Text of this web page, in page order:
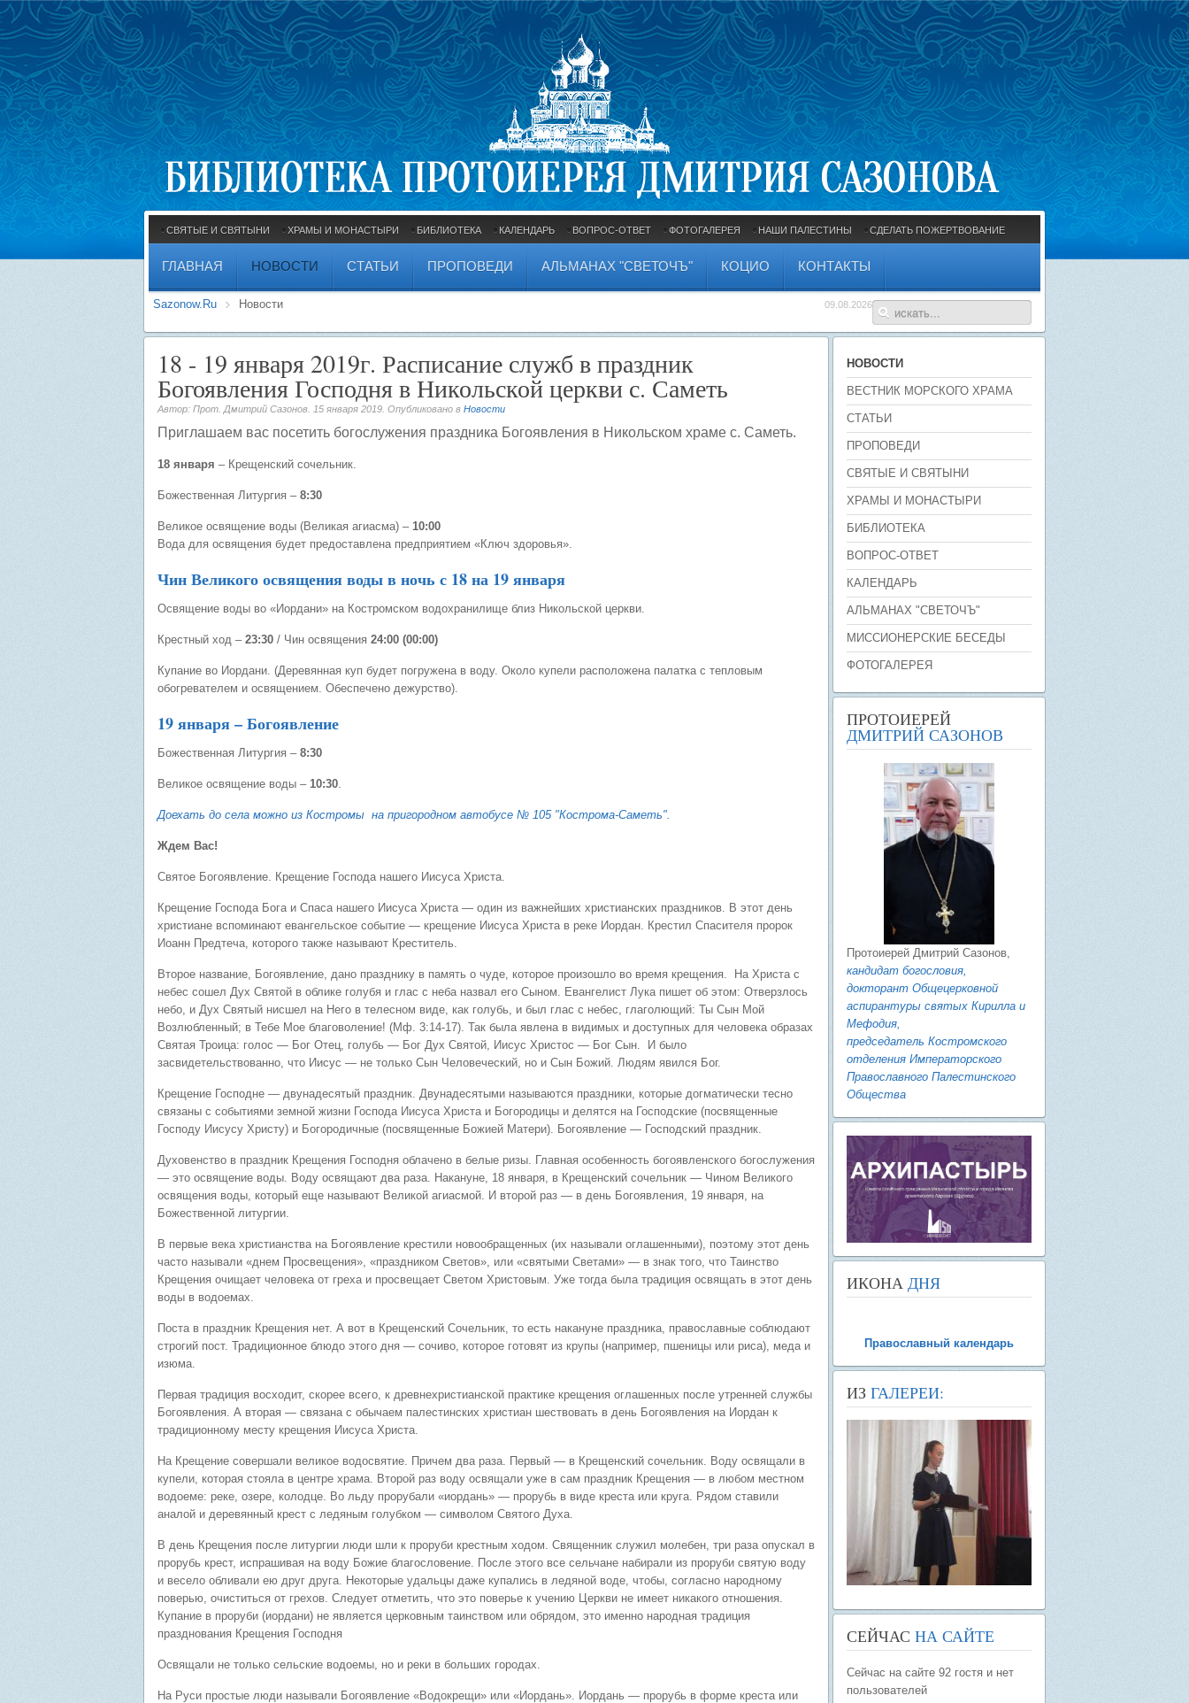
СВЯТЫЕ И СВЯТЫНИ ХРАМЫ И МОНАСТЫРИ БИБЛИОТЕКА КАЛЕНДАРЬ ВОПРОС-ОТВЕТ ФОТОГАЛЕРЕЯ НАШИ ПАЛЕСТИНЫ СДЕЛАТЬ ПОЖЕРТВОВАНИЕ
ГЛАВНАЯ НОВОСТИ СТАТЬИ ПРОПОВЕДИ АЛЬМАНАХ "СВЕТОЧЪ" КОЦИО КОНТАКТЫ
09.08.2026
Sazonow.Ru Новости
18 - 19 января 2019г. Расписание служб в праздник
Богоявления Господня в Никольской церкви с. Саметь
Автор: Прот. Дмитрий Сазонов. 15 января 2019 . Опубликовано в Новости
Приглашаем вас посетить богослужения праздника Богоявления в Никольском храме с. Саметь.
18 января – Крещенский сочельник.
Божественная Литургия – 8:30
Великое освящение воды (Великая агиасма) – 10:00
Вода для освящения будет предоставлена предприятием «Ключ здоровья».
Чин Великого освящения воды в ночь с 18 на 19 января
Освящение воды во «Иордани» на Костромском водохранилище близ Никольской церкви.
Крестный ход –23:30 / Чин освящения 24:00 (00:00)
Купание во Иордани. (Деревянная куп будет погружена в воду. Около купели расположена палатка с тепловым
обогревателем и освящением. Обеспечено дежурство).
19 января – Богоявление
Божественная Литургия – 8:30
Великое освящение воды – 10:30.
Доехать до села можно из Костромы на пригородном автобусе № 105 "Кострома-Саметь".
Ждем Вас!
Святое Богоявление. Крещение Господа нашего Иисуса Христа.
Крещение Господа Бога и Спаса нашего Иисуса Христа — один из важнейших христианских праздников. В этот день
христиане вспоминают евангельское событие — крещение Иисуса Христа в реке Иордан. Крестил Спасителя пророк
Иоанн Предтеча, которого также называют Креститель.
Второе название, Богоявление, дано празднику в память о чуде, которое произошло во время крещения. На Христа с
небес сошел Дух Святой в облике голубя и глас с неба назвал его Сыном. Евангелист Лука пишет об этом: Отверзлось
небо, и Дух Святый нисшел на Него в телесном виде, как голубь, и был глас с небес, глаголющий: Ты Сын Мой
Возлюбленный; в Тебе Мое благоволение! (Мф. 3:14-17). Так была явлена в видимых и доступных для человека образах
Святая Троица: голос — Бог Отец, голубь — Бог Дух Святой, Иисус Христос — Бог Сын. И было
засвидетельствованно, что Иисус — не только Сын Человеческий, но и Сын Божий. Людям явился Бог.
Крещение Господне — двунадесятый праздник. Двунадесятыми называются праздники, которые догматически тесно
связаны с событиями земной жизни Господа Иисуса Христа и Богородицы и делятся на Господские (посвященные
Господу Иисусу Христу) и Богородичные (посвященные Божией Матери). Богоявление — Господский праздник.
Духовенство в праздник Крещения Господня облачено в белые ризы. Главная особенность богоявленского богослужения
— это освящение воды. Воду освящают два раза. Накануне, 18 января, в Крещенский сочельник — Чином Великого
освящения воды, который еще называют Великой агиасмой. И второй раз — в день Богоявления, 19 января, на
Божественной литургии.
В первые века христианства на Богоявление крестили новообращенных (их называли оглашенными), поэтому этот день
часто называли «днем Просвещения», «праздником Светов», или «святыми Светами» — в знак того, что Таинство
Крещения очищает человека от греха и просвещает Светом Христовым. Уже тогда была традиция освящать в этот день
воды в водоемах.
Поста в праздник Крещения нет. А вот в Крещенский Сочельник, то есть накануне праздника, православные соблюдают
строгий пост. Традиционное блюдо этого дня — сочиво, которое готовят из крупы (например, пшеницы или риса), меда и
изюма.
Первая традиция восходит, скорее всего, к древнехристианской практике крещения оглашенных после утренней службы
Богоявления. А вторая — связана с обычаем палестинских христиан шествовать в день Богоявления на Иордан к
традиционному месту крещения Иисуса Христа.
На Крещение совершали великое водосвятие. Причем два раза. Первый — в Крещенский сочельник. Воду освящали в
купели, которая стояла в центре храма. Второй раз воду освящали уже в сам праздник Крещения — в любом местном
водоеме: реке, озере, колодце. Во льду прорубали «иордань» — прорубь в виде креста или круга. Рядом ставили
аналой и деревянный крест с ледяным голубком — символом Святого Духа.
В день Крещения после литургии люди шли к проруби крестным ходом. Священник служил молебен, три раза опускал в
прорубь крест, испрашивая на воду Божие благословение. После этого все сельчане набирали из проруби святую воду
и весело обливали ею друг друга. Некоторые удальцы даже купались в ледяной воде, чтобы, согласно народному
поверью, очиститься от грехов. Следует отметить, что это поверье к учению Церкви не имеет никакого отношения.
Купание в проруби (иордани) не является церковным таинством или обрядом, это именно народная традиция
празднования Крещения Господня
Освящали не только сельские водоемы, но и реки в больших городах.
На Руси простые люди называли Богоявление «Водокрещи» или «Иордань». Иордань — прорубь в форме креста или
НОВОСТИ
ВЕСТНИК МОРСКОГО ХРАМА
СТАТЬИ
ПРОПОВЕДИ
СВЯТЫЕ И СВЯТЫНИ
ХРАМЫ И МОНАСТЫРИ
БИБЛИОТЕКА
ВОПРОС-ОТВЕТ
КАЛЕНДАРЬ
АЛЬМАНАХ "СВЕТОЧЪ"
МИССИОНЕРСКИЕ БЕСЕДЫ
ФОТОГАЛЕРЕЯ
ПРОТОИЕРЕЙ
ДМИТРИЙ САЗОНОВ
Протоиерей Дмитрий Сазонов,
кандидат богословия,
докторант Общецерковной
аспирантуры святых Кирилла и
Мефодия,
председатель Костромского
отделения Императорского
Православного Палестинского
Общества
ИКОНА ДНЯ
Православный календарь
ИЗ ГАЛЕРЕИ:
СЕЙЧАС НА САЙТЕ
Сейчас на сайте 92 гостя и нет
пользователей